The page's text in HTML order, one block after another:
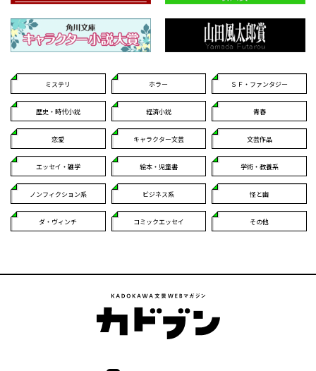
ミステリ ホラー ＳＦ・ファンタジー
歴史・時代小説 経済小説 青春
恋愛 キャラクター文芸 文芸作品
エッセイ・雑学 絵本・児童書 学術・教養系
ノンフィクション系 ビジネス系 怪と幽
ダ・ヴィンチ コミックエッセイ その他